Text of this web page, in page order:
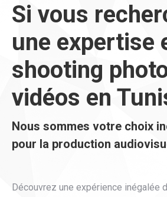
Si vous
une expertise
shooting
vidéos en
Nous sommes votre choix
pour la production
Découvrez une expérience inégalée